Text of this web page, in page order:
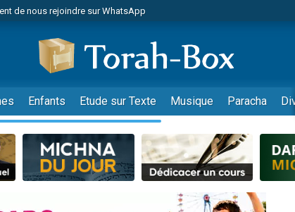
de nous rejoindre sur WhatsApp
son Maasser
de faire un don pour 5 jours de vacances aux Orphelins
de faire un don pour Diane, 80 ans, dans un appartement
de demander une bénédiction
de nous rejoindre sur WhatsApp
de faire un don pour Sauvez la jambe de Yohan
pour étudier en groupe sur Zoom
Enfants Etude sur Texte Musique Paracha